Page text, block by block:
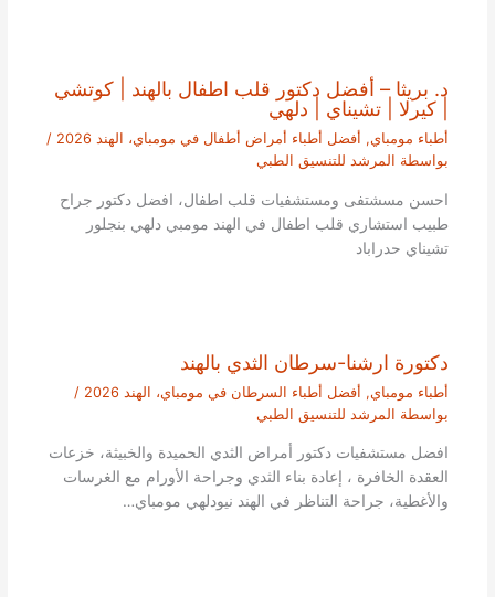
د. بريثا – أفضل دكتور قلب اطفال بالهند | كوتشي
| كيرلا | تشيناي | دلهي
أطباء مومباي, أفضل أطباء أمراض أطفال في مومباي، الهند 2026
/
بواسطة المرشد للتنسيق الطبي
احسن مسشتفى ومستشفيات قلب اطفال، افضل دكتور جراح
طبيب استشاري قلب اطفال في الهند مومبي دلهي بنجلور
تشيناي حدراباد
دكتورة ارشنا-سرطان الثدي بالهند
أطباء مومباي, أفضل أطباء السرطان في مومباي، الهند 2026
/
بواسطة المرشد للتنسيق الطبي
افضل مستشفيات دكتور أمراض الثدي الحميدة والخبيثة، خزعات
العقدة الخافرة ، إعادة بناء الثدي وجراحة الأورام مع الغرسات
والأغطية، جراحة التناظر في الهند نيودلهي مومباي…